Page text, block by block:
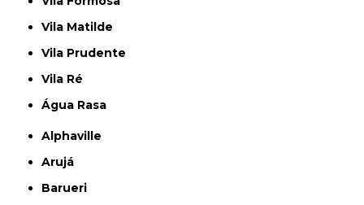
Vila Matilde
Vila Prudente
Vila Ré
Água Rasa
Alphaville
Arujá
Barueri